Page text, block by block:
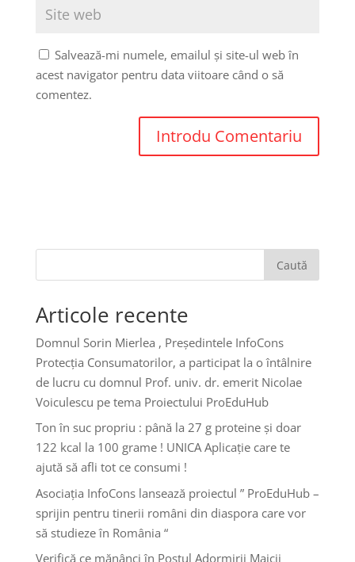
Salvează-mi numele, emailul și site-ul web în
acest navigator pentru data viitoare când o să
comentez.
Caută
Articole recente
Domnul Sorin Mierlea , Președintele InfoCons
Protecția Consumatorilor, a participat la o întâlnire
de lucru cu domnul Prof. univ. dr. emerit Nicolae
Voiculescu pe tema Proiectului ProEduHub
Ton în suc propriu : până la 27 g proteine și doar
122 kcal la 100 grame ! UNICA Aplicație care te
ajută să afli tot ce consumi !
Asociația InfoCons lansează proiectul ” ProEduHub –
sprijin pentru tinerii români din diaspora care vor
să studieze în România “
Verifică ce mănânci în Postul Adormirii Maicii